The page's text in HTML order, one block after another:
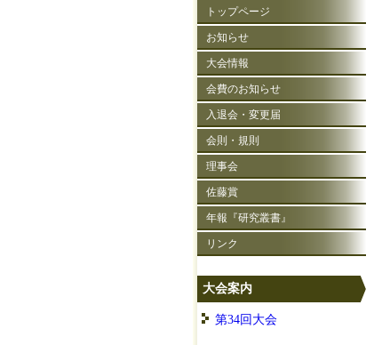
トップページ
お知らせ
大会情報
会費のお知らせ
入退会・変更届
会則・規則
理事会
佐藤賞
年報『研究叢書』
リンク
大会案内
第34回大会